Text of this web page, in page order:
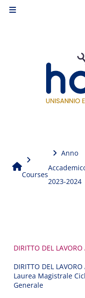
Home
Courses
Anno
2023-2024
DIRITTO DEL
DIRITTO DEL
Laurea Magistrale
Generale